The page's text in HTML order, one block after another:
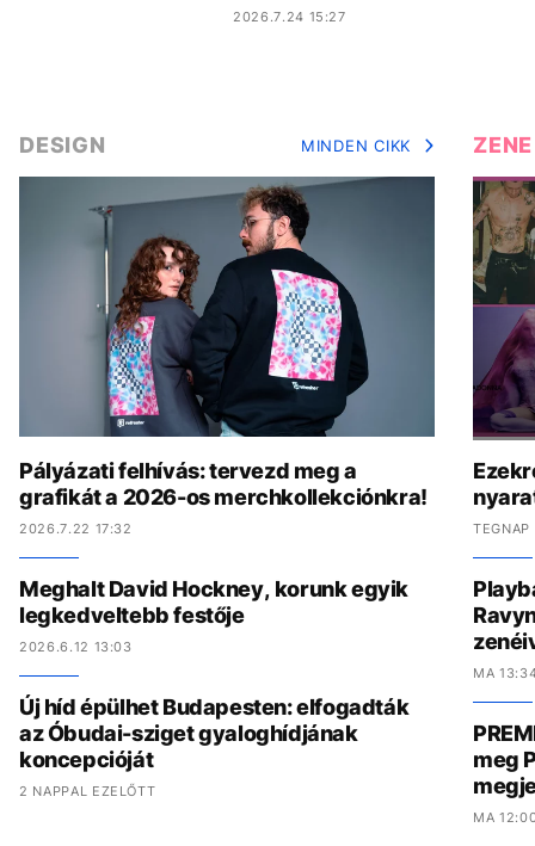
2026.7.24 15:27
DESIGN MINDEN CIKK
Pályázati felhívás: tervezd meg a
grafikát a 2026-os merchkollekciónkra!
2026.7.22 17:32
Meghalt David Hockney, korunk egyik
legkedveltebb festője
2026.6.12 13:03
Új híd épülhet Budapesten: elfogadták
az Óbudai-sziget gyaloghídjának
koncepcióját
2 NAPPAL EZELŐTT
ZENE
TEGNAP
MA
meg
MA